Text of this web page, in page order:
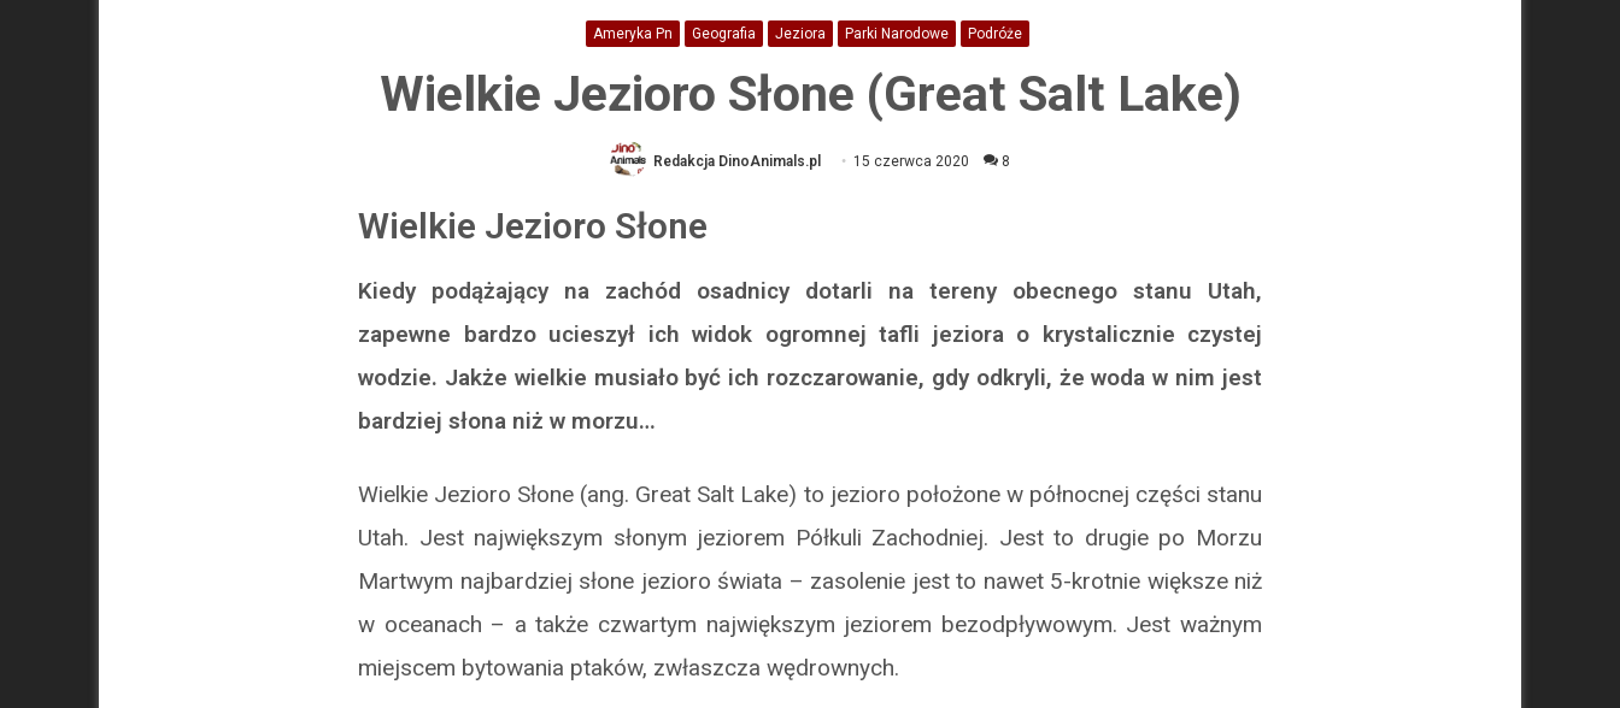
Ameryka Pn Geografia Jeziora Parki Narodowe Podróże
Wielkie Jezioro Słone (Great Salt Lake)
Redakcja DinoAnimals.pl 15 czerwca 2020 8
Wielkie Jezioro Słone
Kiedy podążający na zachód osadnicy dotarli na tereny obecnego stanu Utah,
zapewne bardzo ucieszył ich widok ogromnej tafli jeziora o krystalicznie czystej
wodzie. Jakże wielkie musiało być ich rozczarowanie, gdy odkryli, że woda w nim jest
bardziej słona niż w morzu…
Wielkie Jezioro Słone (ang. Great Salt Lake) to jezioro położone w północnej części stanu
Utah. Jest największym słonym jeziorem Półkuli Zachodniej. Jest to drugie po Morzu
Martwym najbardziej słone jezioro świata – zasolenie jest to nawet 5-krotnie większe niż
w oceanach – a także czwartym największym jeziorem bezodpływowym. Jest ważnym
miejscem bytowania ptaków, zwłaszcza wędrownych.